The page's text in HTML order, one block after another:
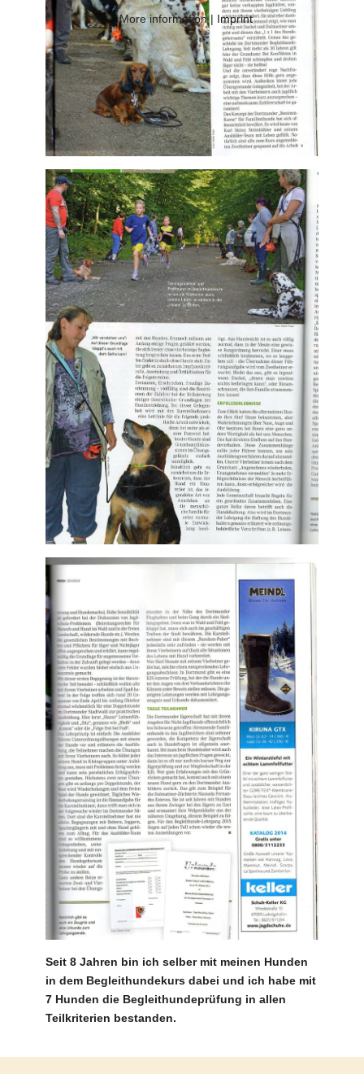
Seit 8 Jahren bin ich selber mit meinen Hunden
in dem Begleithundekurs dabei und ich habe mit
7 Hunden die Begleithundeprüfung in allen
Teilkriterien bestanden.
More information| Imprint